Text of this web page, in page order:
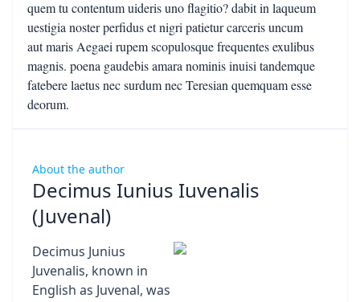
About the author
Decimus Iunius Iuvenalis
(Juvenal)
Decimus Junius
Juvenalis, known in
English as Juvenal, was